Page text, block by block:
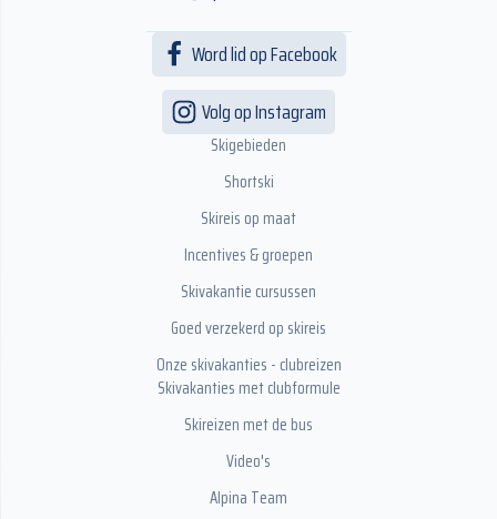
Word lid op Facebook
Volg op Instagram
Skigebieden
Shortski
Skireis op maat
Incentives & groepen
Skivakantie cursussen
Goed verzekerd op skireis
Onze skivakanties - clubreizen
Skivakanties met clubformule
Skireizen met de bus
Video's
Alpina Team